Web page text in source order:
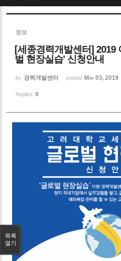
정보
[세종경력개발센터] 2019
벌 현장실습' 신청안내
by 경력개발센터 posted May 03, 2019
Replies 0
목록
열기
Sketchbook5,
Sketchbook5, 스